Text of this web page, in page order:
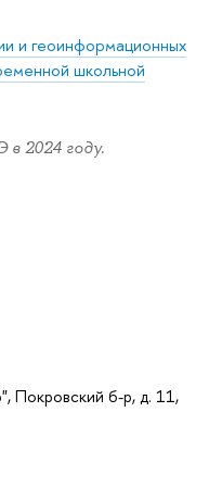
и геоинформационных
школьной
2024 году.
Покровский б-р, д. 11,